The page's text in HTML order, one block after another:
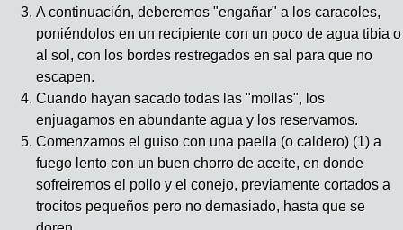
A continuación, deberemos "engañar" a los caracoles,
poniéndolos en un recipiente con un poco de agua tibia o
al sol, con los bordes restregados en sal para que no
escapen.
Cuando hayan sacado todas las "mollas", los
enjuagamos en abundante agua y los reservamos.
Comenzamos el guiso con una paella (o caldero) (1) a
fuego lento con un buen chorro de aceite, en donde
sofreiremos el pollo y el conejo, previamente cortados a
trocitos pequeños pero no demasiado, hasta que se